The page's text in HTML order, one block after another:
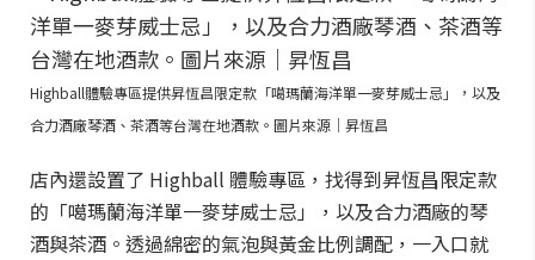
Highball體驗專區提供昇恆昌限定款「噶瑪蘭海洋單一麥芽威士忌」，以及
合力酒廠琴酒、茶酒等台灣在地酒款。圖片來源｜昇恆昌
店內還設置了 Highball 體驗專區，找得到昇恆昌限定款
的「噶瑪蘭海洋單一麥芽威士忌」，以及合力酒廠的琴
酒與茶酒。透過綿密的氣泡與黃金比例調配，一入口就